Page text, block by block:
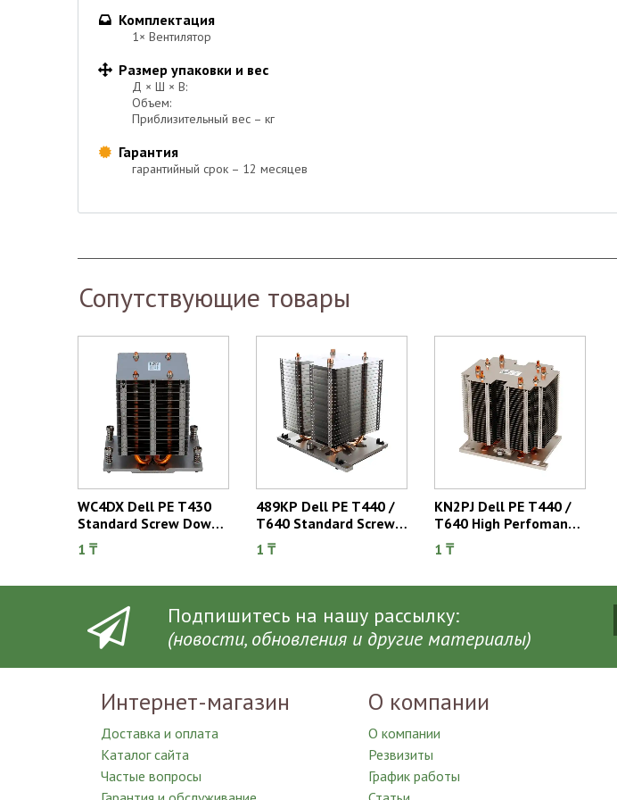
 Комплектация
1× Вентилятор
 Размер упаковки и вес
Д × Ш × В:
Объем:
Приблизительный вес – кг
 Гарантия
гарантийный срок – 12 месяцев
Сопутствующие товары
WC4DX Dell PE T430
Standard Screw Down
Heatsink
1 ₸
489KP Dell PE T440 /
T640 Standard Screw
Down Heatsink
1 ₸
KN2PJ Dell PE T440 /
T640 High Perfomance
Screw Down Heatsink
1 ₸

Подпишитесь на нашу рассылку:
(новости, обновления и другие материалы)
Интернет-магазин
Доставка и оплата
Каталог сайта
Частые вопросы
О компании
О компании
Резвизиты
График работы